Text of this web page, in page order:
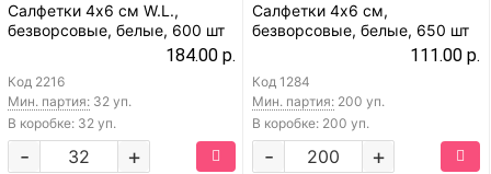
Салфетки 4х6 см W.L.,
безворсовые, белые, 600 шт
184.00 р.
Код 2216
Мин. партия: 32 уп.
В коробке: 32 уп.
+
-
Салфетки 4х6 см,
безворсовые, белые, 650 шт
111.00 р.
Код 1284
Мин. партия: 200 уп.
В коробке: 200 уп.
+
-